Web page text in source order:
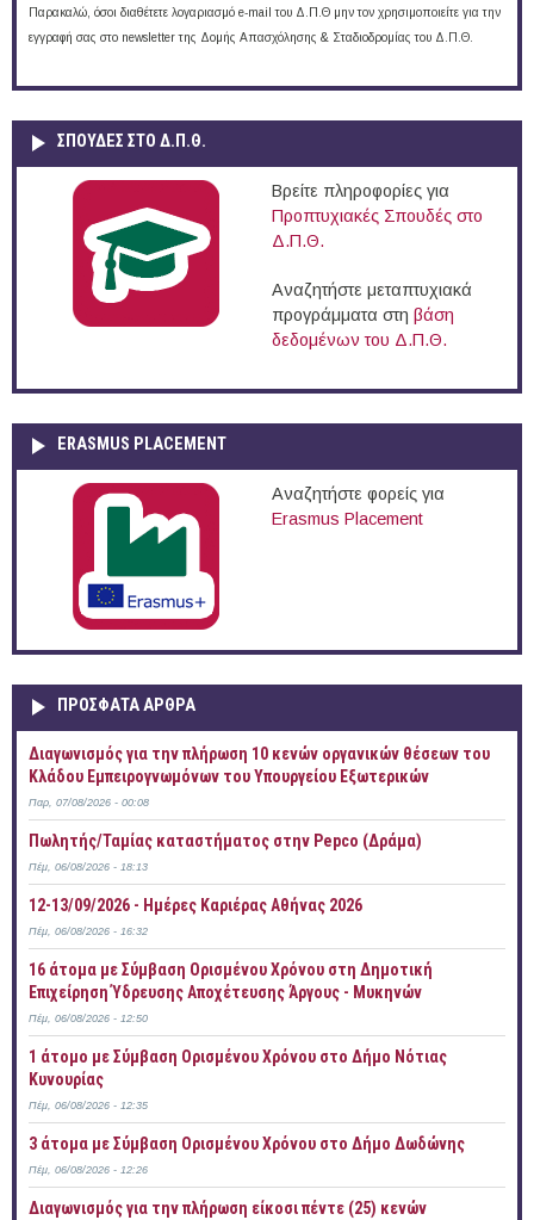
Παρακαλώ, όσοι διαθέτετε λογαριασμό e-mail του Δ.Π.Θ μην τον χρησιμοποιείτε για την
εγγραφή σας στο newsletter της Δομής Απασχόλησης & Σταδιοδρομίας του Δ.Π.Θ.
ΣΠΟΥΔΈΣ ΣΤΟ Δ.Π.Θ.
Βρείτε πληροφορίες για
Προπτυχιακές Σπουδές στο
Δ.Π.Θ.
Αναζητήστε μεταπτυχιακά
προγράμματα στη βάση
δεδομένων του Δ.Π.Θ.
ERASMUS PLACEMENT
Αναζητήστε φορείς για
Erasmus Placement
ΠΡOΣΦΑΤΑ AΡΘΡΑ
Διαγωνισμός για την πλήρωση 10 κενών οργανικών θέσεων του
Κλάδου Εμπειρογνωμόνων του Υπουργείου Εξωτερικών
Παρ, 07/08/2026 - 00:08
Πωλητής/Ταμίας καταστήματος στην Pepco (Δράμα)
Πέμ, 06/08/2026 - 18:13
12-13/09/2026 - Ημέρες Καριέρας Αθήνας 2026
Πέμ, 06/08/2026 - 16:32
16 άτομα με Σύμβαση Ορισμένου Χρόνου στη Δημοτική
Επιχείρηση Ύδρευσης Αποχέτευσης Άργους - Μυκηνών
Πέμ, 06/08/2026 - 12:50
1 άτομο με Σύμβαση Ορισμένου Χρόνου στο Δήμο Νότιας
Κυνουρίας
Πέμ, 06/08/2026 - 12:35
3 άτομα με Σύμβαση Ορισμένου Χρόνου στο Δήμο Δωδώνης
Πέμ, 06/08/2026 - 12:26
Διαγωνισμός για την πλήρωση είκοσι πέντε (25) κενών